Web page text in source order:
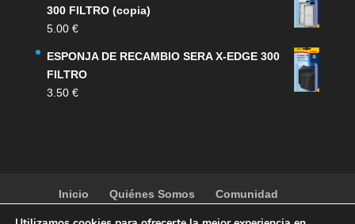
300 FILTRO (copia)
5.00 €
ESPONJA DE RECAMBIO SERA X-EDGE 300
FILTRO
3.50 €
Inicio Quiénes Somos
Comunidad